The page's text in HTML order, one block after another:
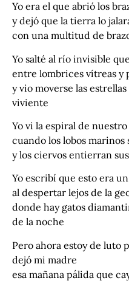
Yo era el que abrió los
y dejó que la tierra lo
con una multitud de
Yo salté al río invisible
entre lombrices vítreas y
y vio moverse las
viviente
Yo vi la espiral de
cuando los lobos marinos
y los ciervos entierran
Yo escribí que esto era
al despertar lejos de la
donde hay gatos
de la noche
Pero ahora estoy de luto
dejó mi madre
esa mañana pálida que